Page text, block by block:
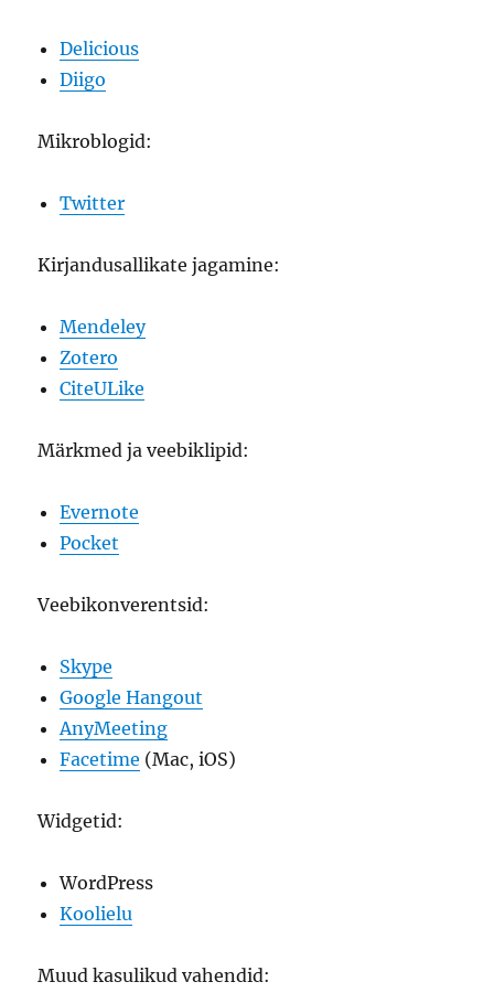
Delicious
Diigo
Mikroblogid:
Twitter
Kirjandusallikate jagamine:
Mendeley
Zotero
CiteULike
Märkmed ja veebiklipid:
Evernote
Pocket
Veebikonverentsid:
Skype
Google Hangout
AnyMeeting
Facetime (Mac, iOS)
Widgetid:
WordPress
Koolielu
Muud kasulikud vahendid: